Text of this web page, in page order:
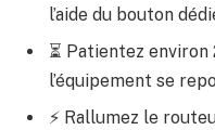
l’aide du bouton
⏳ Patientez
l’équipement se
⚡ Rallumez le